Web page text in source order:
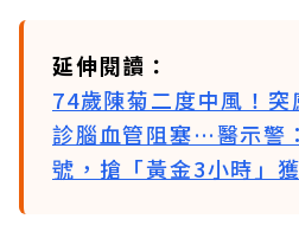
延伸閱讀：
74歲陳菊二度中風！突
診腦血管阻塞…醫示警
號，搶「黃金3小時」